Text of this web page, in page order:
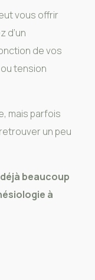
vous offrir
d’un
de vos
tension
mais parfois
un peu
beaucoup
à